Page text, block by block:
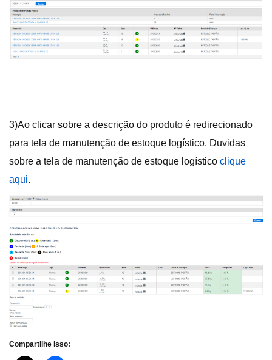
3)Ao clicar sobre a descrição do produto é redirecionado
para tela de manutenção de estoque logístico. Duvidas
sobre a tela de manutenção de estoque logístico clique
aqui.
Compartilhe isso: